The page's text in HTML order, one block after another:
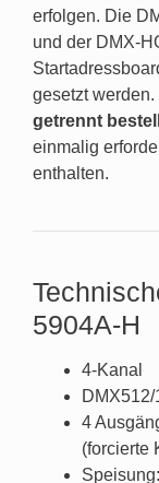
erfolgen. Die
und der DMX-
gesetzt werden.
getrennt
einmalig
enthalten.
5904A-H
4-Kanal
4
(forcierte